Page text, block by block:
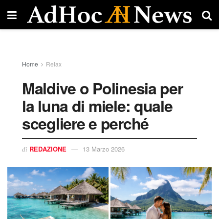
Home Relax
Maldive o Polinesia per
la luna di miele: quale
scegliere e perché
di REDAZIONE 13 Marzo 2026